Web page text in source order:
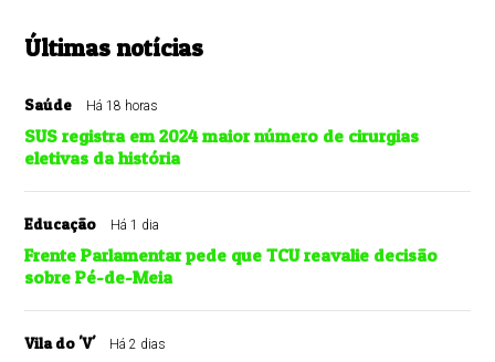
Últimas notícias
Saúde Há 18 horas
SUS registra em 2024 maior número de cirurgias
eletivas da história
Educação Há 1 dia
Frente Parlamentar pede que TCU reavalie decisão
sobre Pé-de-Meia
Vila do 'V' Há 2 dias